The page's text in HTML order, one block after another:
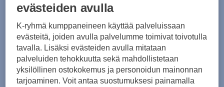
evästeiden avulla
K-ryhmä kumppaneineen käyttää palveluissaan
evästeitä, joiden avulla palvelumme toimivat toivotulla
tavalla. Lisäksi evästeiden avulla mitataan
palveluiden tehokkuutta sekä mahdollistetaan
yksilöllinen ostokokemus ja personoidun mainonnan
tarjoaminen. Voit antaa suostumuksesi painamalla